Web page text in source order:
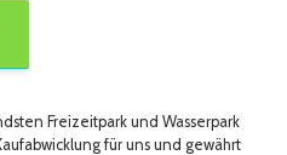
Freizeitpark und Wasserpark
für uns und gewährt